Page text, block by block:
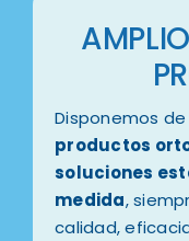
Disponemos de
productos
soluciones
medida,
calidad,